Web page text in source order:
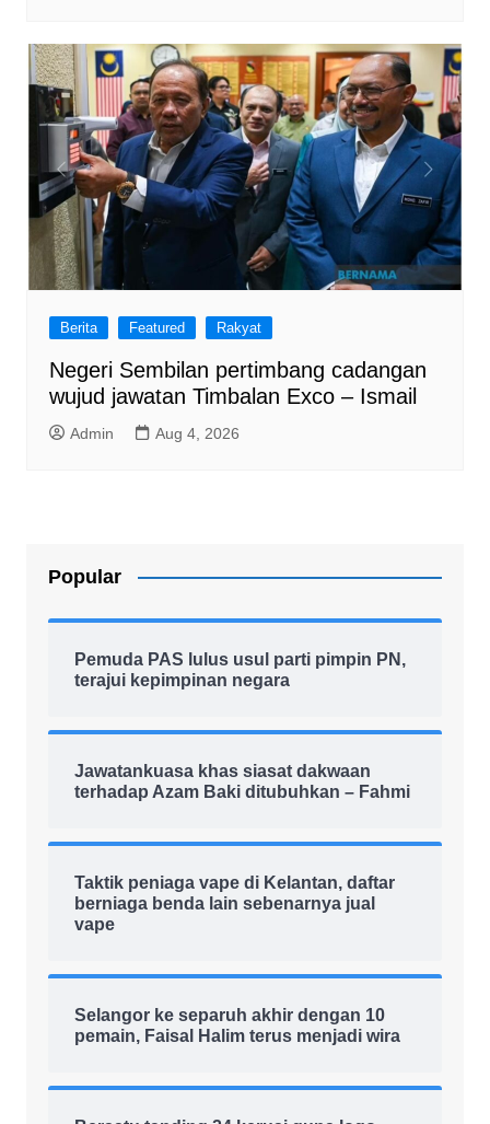
Berita Featured Rakyat
Negeri Sembilan pertimbang cadangan
wujud jawatan Timbalan Exco – Ismail
Admin Aug 4, 2026
Popular
Pemuda PAS lulus usul parti pimpin PN,
terajui kepimpinan negara
Jawatankuasa khas siasat dakwaan
terhadap Azam Baki ditubuhkan – Fahmi
Taktik peniaga vape di Kelantan, daftar
berniaga benda lain sebenarnya jual
vape
Selangor ke separuh akhir dengan 10
pemain, Faisal Halim terus menjadi wira